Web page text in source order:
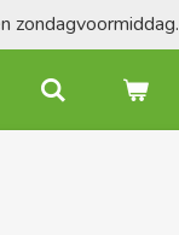
zondagvoormiddag.